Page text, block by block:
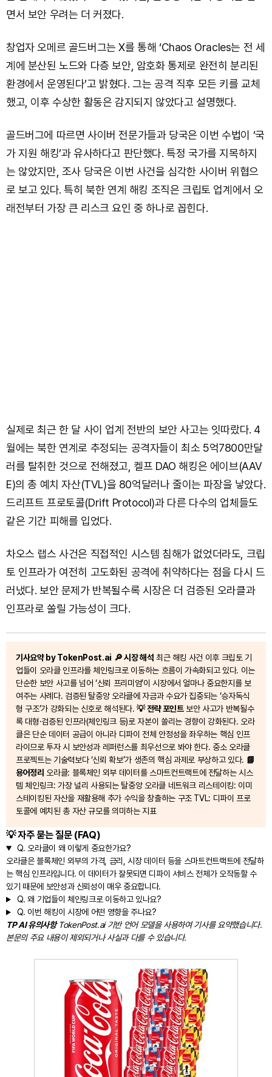
면서 보안 우려는 더 커졌다.
창업자 오메르 골드버그는 X를 통해 ‘Chaos Oracles는 전 세
계에 분산된 노드와 다층 보안, 암호화 통제로 완전히 분리된
환경에서 운영된다’고 밝혔다. 그는 공격 직후 모든 키를 교체
했고, 이후 수상한 활동은 감지되지 않았다고 설명했다.
골드버그에 따르면 사이버 전문가들과 당국은 이번 수법이 ‘국
가 지원 해킹’과 유사하다고 판단했다. 특정 국가를 지목하지
는 않았지만, 조사 당국은 이번 사건을 심각한 사이버 위협으
로 보고 있다. 특히 북한 연계 해킹 조직은 크립토 업계에서 오
래전부터 가장 큰 리스크 요인 중 하나로 꼽힌다.
실제로 최근 한 달 사이 업계 전반의 보안 사고는 잇따랐다. 4
월에는 북한 연계로 추정되는 공격자들이 최소 5억7800만달
러를 탈취한 것으로 전해졌고, 켈프 DAO 해킹은 에이브(AAV
E)의 총 예치 자산(TVL)을 80억달러나 줄이는 파장을 낳았다.
드리프트 프로토콜(Drift Protocol)과 다른 다수의 업체들도
같은 기간 피해를 입었다.
차오스 랩스 사건은 직접적인 시스템 침해가 없었더라도, 크립
토 인프라가 여전히 고도화된 공격에 취약하다는 점을 다시 드
러냈다. 보안 문제가 반복될수록 시장은 더 검증된 오라클과
인프라로 쏠릴 가능성이 크다.
기사요약 by TokenPost.ai 🔎 시장 해석 최근 해킹 사건 이후 크립토 기
업들이 오라클 인프라를 체인링크로 이동하는 흐름이 가속화되고 있다. 이는
단순한 보안 사고를 넘어 ‘신뢰 프리미엄’이 시장에서 얼마나 중요한지를 보
여주는 사례다. 검증된 탈중앙 오라클에 자금과 수요가 집중되는 ‘승자독식
형 구조’가 강화되는 신호로 해석된다.💡 전략 포인트보안 사고가 반복될수
록 대형·검증된 인프라(체인링크 등)로 자본이 쏠리는 경향이 강화된다. 오라
클은 단순 데이터 공급이 아니라 디파이 전체 안정성을 좌우하는 핵심 인프
라이므로 투자 시 보안성과 레퍼런스를 최우선으로 봐야 한다. 중소 오라클
프로젝트는 기술력보다 ‘신뢰 확보’가 생존의 핵심 과제로 부상하고 있다. 📘
용어정리 오라클: 블록체인 외부 데이터를 스마트컨트랙트에 전달하는 시스
템 체인링크: 가장 널리 사용되는 탈중앙 오라클 네트워크 리스테이킹: 이미
스테이킹된 자산을 재활용해 추가 수익을 창출하는 구조 TVL: 디파이 프로
토콜에 예치된 총 자산 규모를 의미하는 지표
💡 자주 묻는 질문 (FAQ)
Q. 오라클이 왜 이렇게 중요한가요?
오라클은 블록체인 외부의 가격, 금리, 시장 데이터 등을 스마트컨트랙트에 전달하
는 핵심 인프라입니다. 이 데이터가 잘못되면 디파이 서비스 전체가 오작동할 수
있기 때문에 보안성과 신뢰성이 매우 중요합니다.
Q. 왜 기업들이 체인링크로 이동하고 있나요?
Q. 이번 해킹이 시장에 어떤 영향을 주나요?
TP AI 유의사항TokenPost.ai 기반 언어 모델을 사용하여 기사를 요약했습니다.
본문의 주요 내용이 제외되거나 사실과 다를 수 있습니다.